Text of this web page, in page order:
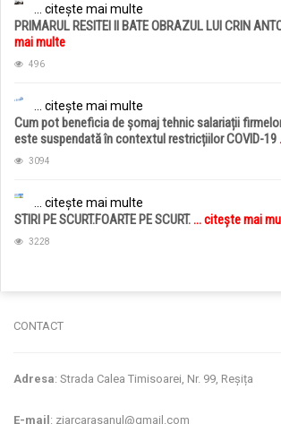
... citește mai multe
PRIMARUL RESITEI II BATE OBRAZUL LUI CRIN
mai multe
496
... citește mai multe
Cum pot beneficia de șomaj tehnic salariații
este suspendată în contextul restricțiilor COVID-19
3094
... citește mai multe
STIRI PE SCURT.FOARTE PE SCURT.... citește mai
3228
CONTACT
Adresa: Strada Calea Timisoarei, Nr. 99, Reșița
E-mail : ziarcarasanul@gmail.com